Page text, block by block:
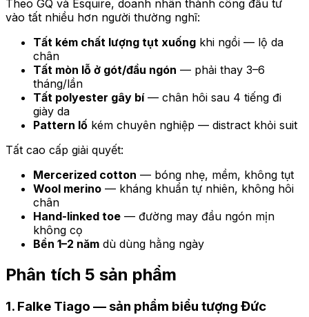
Theo GQ và Esquire, doanh nhân thành công đầu tư
vào tất nhiều hơn người thường nghĩ:
Tất kém chất lượng tụt xuống khi ngồi — lộ da
chân
Tất mòn lỗ ở gót/đầu ngón — phải thay 3–6
tháng/lần
Tất polyester gây bí— chân hôi sau 4 tiếng đi
giày da
Pattern lố kém chuyên nghiệp — distract khỏi suit
Tất cao cấp giải quyết:
Mercerized cotton — bóng nhẹ, mềm, không tụt
Wool merino — kháng khuẩn tự nhiên, không hôi
chân
Hand-linked toe — đường may đầu ngón mịn
không cọ
Bền 1–2 năm dù dùng hằng ngày
Phân tích 5 sản phẩm
1. Falke Tiago — sản phẩm biểu tượng Đức